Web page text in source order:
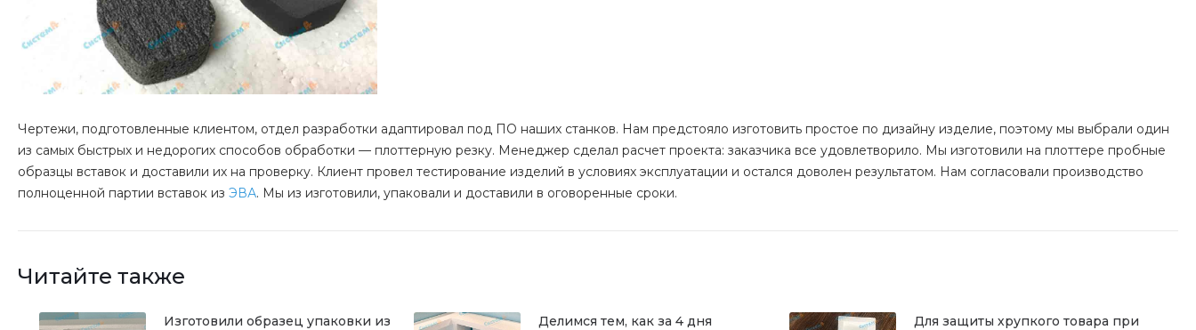
Чертежи, подготовленные клиентом, отдел разработки адаптировал под ПО наших станков. Нам предстояло изготовить простое по дизайну изделие, поэтому мы выбрали один
из самых быстрых и недорогих способов обработки — плоттерную резку. Менеджер сделал расчет проекта: заказчика все удовлетворило. Мы изготовили на плоттере пробные
образцы вставок и доставили их на проверку. Клиент провел тестирование изделий в условиях эксплуатации и остался доволен результатом. Нам согласовали производство
полноценной партии вставок из ЭВА. Мы из изготовили, упаковали и доставили в оговоренные сроки.
Читайте также
Изготовили образец упаковки из
Делимся тем, как за 4 дня
Для защиты хрупкого товара при